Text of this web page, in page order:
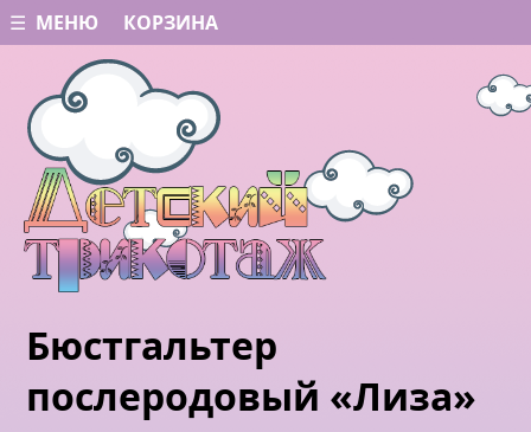
☰ МЕНЮ КОРЗИНА
Бюстгальтер
послеродовый «Лиза»